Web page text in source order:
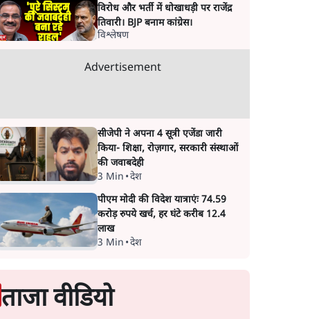
विरोध और भर्ती में धोखाधड़ी पर राजेंद्र
तिवारी। BJP बनाम कांग्रेस।
विश्लेषण
Advertisement
सीजेपी ने अपना 4 सूत्री एजेंडा जारी
किया- शिक्षा, रोज़गार, सरकारी संस्थाओं
की जवाबदेही
3 Min •देश
पीएम मोदी की विदेश यात्राएंः 74.59
करोड़ रुपये खर्च, हर घंटे करीब 12.4
लाख
3 Min •देश
ताजा वीडियो